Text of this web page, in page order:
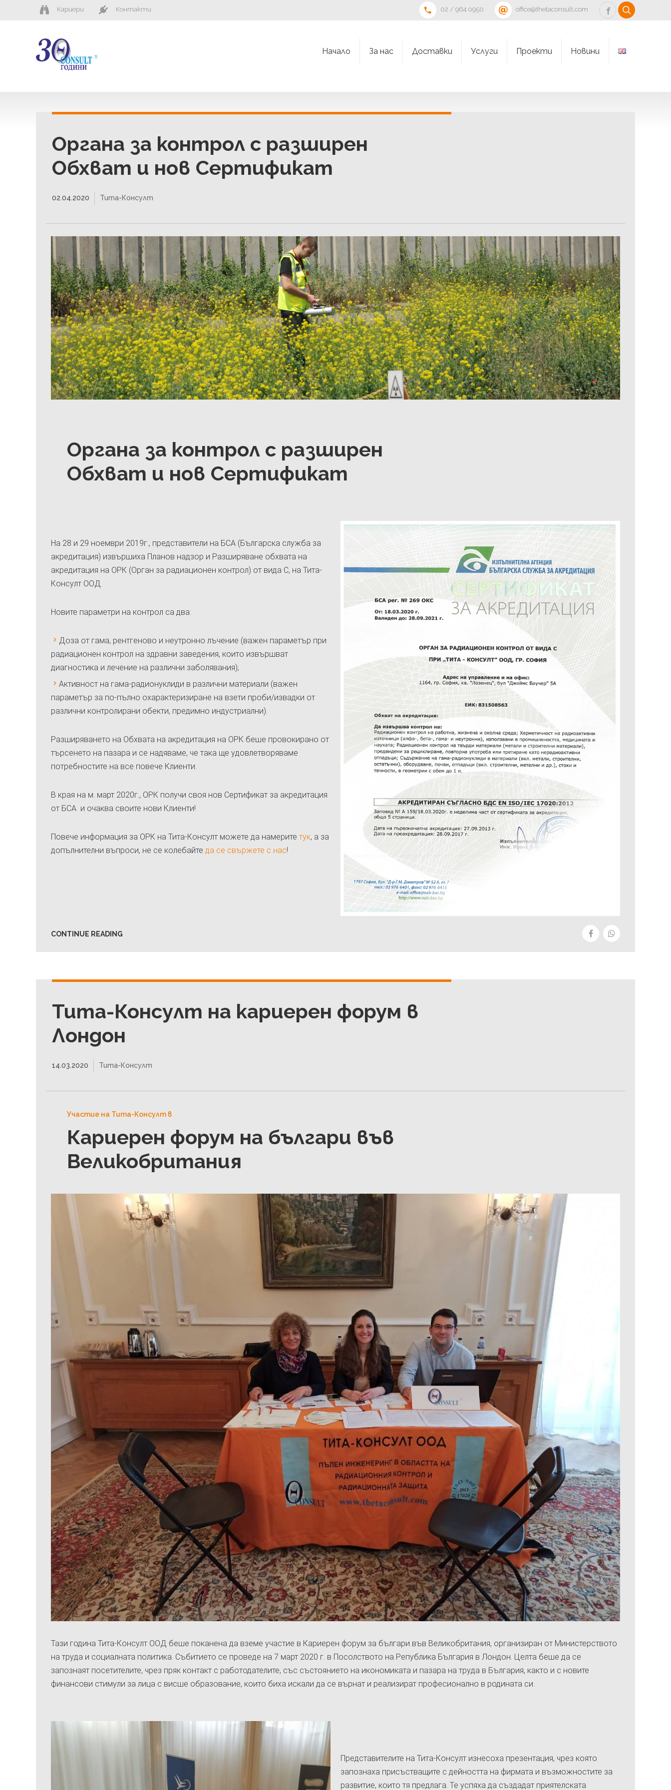
Кариери Контакти 02 / 964 0950 office@thetaconsult.com
Начало За нас Доставки Услуги Проекти Новини
Органа за контрол с разширен
Обхват и нов Сертификат
02.04.2020 Тита-Консулт
Органа за контрол с разширен
Обхват и нов Сертификат
На 28 и 29 ноември 2019г., представители на БСА (Българска служба за
акредитация) извършиха Планов надзор и Разширяване обхвата на
акредитация на ОРК (Орган за радиационен контрол) от вида С, на Тита-
Консулт ООД.
Новите параметри на контрол са два:
Доза от гама, рентгеново и неутронно лъчение (важен параметър при
радиационен контрол на здравни заведения, които извършват
диагностика и лечение на различни заболявания);
Активност на гама-радионуклиди в различни материали (важен
параметър за по-пълно охарактеризиране на взети проби/извадки от
различни контролирани обекти, предимно индустриални).
Разширяването на Обхвата на акредитация на ОРК беше провокирано от
търсенето на пазара и се надяваме, че така ще удовлетворяваме
потребностите на все повече Клиенти.
В края на м. март 2020г., ОРК получи своя нов Сертификат за акредитация
от БСА и очаква своите нови Клиенти!
Повече информация за ОРК на Тита-Консулт можете да намерите тук, а за
допълнителни въпроси, не се колебайте да се свържете с нас!
CONTINUE READING
Тита-Консулт на кариерен форум в
Лондон
14.03.2020 Тита-Консулт
Участие на Тита-Консулт в
Кариерен форум на българи във
Великобритания
Тази година Тита-Консулт ООД беше поканена да вземе участие в Кариерен форум за българи във Великобритания, организиран от Министерството
на труда и социалната политика. Събитието се проведе на 7 март 2020 г. в Посолството на Република България в Лондон. Целта беше да се
запознаят посетителите, чрез пряк контакт с работодателите, със състоянието на икономиката и пазара на труда в България, както и с новите
финансови стимули за лица с висше образование, които биха искали да се върнат и реализират професионално в родината си.
Представителите на Тита-Консулт изнесоха презентация, чрез която
запознаха присъстващите с дейността на фирмата и възможностите за
развитие, които тя предлага. Те успяха да създадат приятелската